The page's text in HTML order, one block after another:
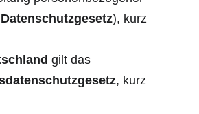
Datenschutzgesetz), kurz
gilt das
, kurz